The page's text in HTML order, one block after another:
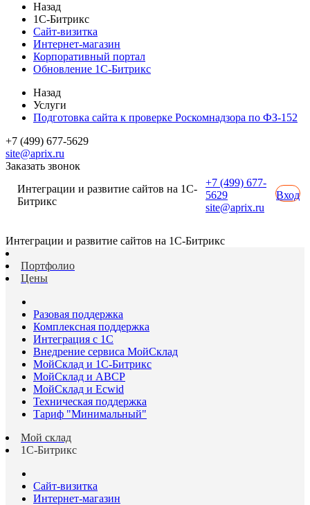
Назад
1С-Битрикс
Сайт-визитка
Интернет-магазин
Корпоративный портал
Обновление 1С-Битрикс
Назад
Услуги
Подготовка сайта к проверке Роскомнадзора по ФЗ-152
+7 (499) 677-5629
site@aprix.ru
Заказать звонок
Интеграции и развитие сайтов на 1С-
Битрикс
+7 (499) 677-
5629
site@aprix.ru
Вход
Интеграции и развитие сайтов на 1С-Битрикс
Портфолио
Цены
Разовая поддержка
Комплексная поддержка
Интеграция с 1С
Внедрение сервиса МойСклад
МойСклад и 1С-Битрикс
МойСклад и ABCP
МойСклад и Ecwid
Техническая поддержка
Тариф "Минимальный"
Мой склад
1С-Битрикс
Сайт-визитка
Интернет-магазин